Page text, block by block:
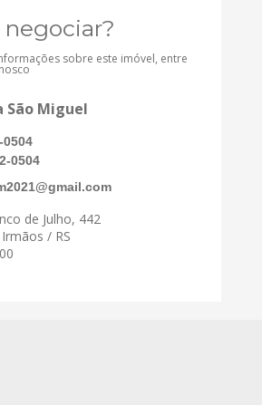
sobre este imóvel, entre
Miguel
0504
0504
de Julho, 442
/ RS